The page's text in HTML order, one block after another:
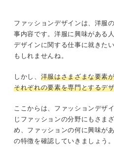
ファッションデザインは、洋服
事内容です。洋服に興味がある
デザインに関する仕事に就きた
もしれませんね。
しかし、 洋服はさまざまな要素
それぞれの要素を専門とするデ
ここからは、ファッションデザ
じファッションの分野にもさま
め、ファッションの何に興味が
の特徴を確認していきましょう。